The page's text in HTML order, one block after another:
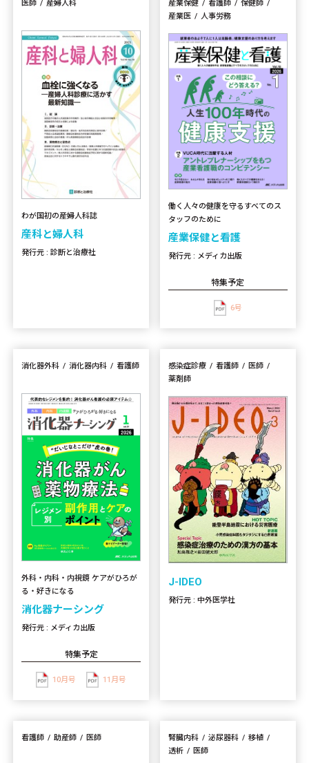
医師 産婦人科
わが国初の産婦人科誌
産科と婦人科
発行元 : 診断と治療社
産業保健 看護師
保健師
産業医
人事労務
働く人々の健康を守るすべてのス
タッフのために
産業保健と看護
発行元 : メディカ出版
特集予定
6号
消化器外科 消化器内科 看護師
外科・内科・内視鏡 ケアがひろが
る・好きになる
消化器ナーシング
発行元 : メディカ出版
特集予定
10月号 11月号
感染症診療 看護師
医師
薬剤師
J-IDEO
発行元 : 中外医学社
看護師 助産師 医師 腎臓内科 泌尿器科
移植
透析
医師